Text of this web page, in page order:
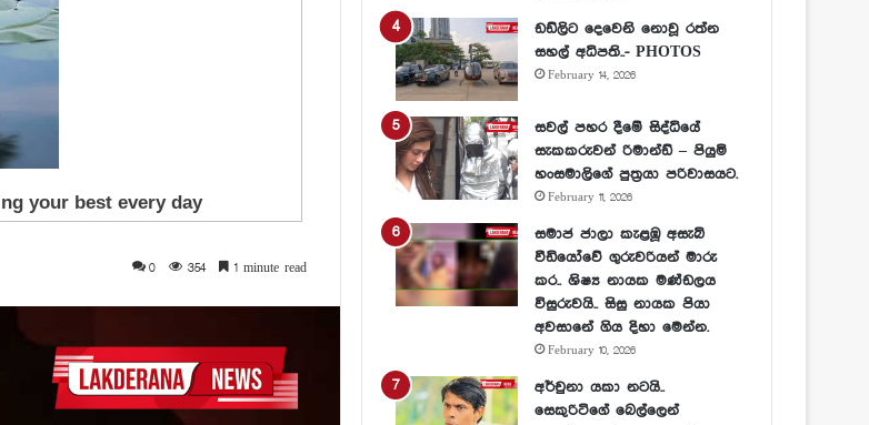
0 354 1 minute read
ඩඩ්ලිට දෙවෙනි නොවූ රත්න
සහල් අධිපති..- PHOTOS
February 14, 2026
සවල් පහර දීමේ සිද්ධියේ
සැකකරුවන් රිමාන්ඩ් – පියුමි
හංසමාලිගේ පුත්‍රයා පරිවාසයට.
February 11, 2026
සමාජ ජාලා කැළඹූ අසැබි
වීඩියෝවේ ගුරුවරියන් මාරු
කර.. ශිෂ්‍ය නායක මණ්ඩලය
විසුරුවයි.. සිසු නායක පියා
අවසානේ ගිය දිහා මෙන්න.
February 10, 2026
අර්චුනා යකා නටයි..
සෙකුරිටිගේ බෙල්ලෙන්